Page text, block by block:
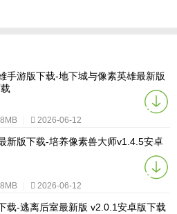
手游版下载-地下城与像素英雄最新版
2026-06-12
新版下载-培养像素兽大师v1.4.5安卓
2026-06-12
载-逃离后室最新版 v2.0.1安卓版下载